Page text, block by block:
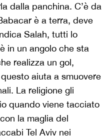
dalla panchina. C’è da
è a terra, deve
Salah, tutti lo
in un angolo che sta
realizza un gol,
aiuta a smuovere
La religione gli
quando viene tacciato
la maglia del
Tel Aviv nei